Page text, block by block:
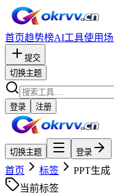
首页趋势榜AI工具使用
提交
切换主题
登录 注册
切换主题 登录
首页 标签
PPT生成
当前标签